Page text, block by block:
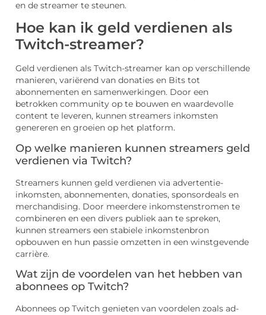
en de streamer te steunen.
Hoe kan ik geld verdienen als
Twitch-streamer?
Geld verdienen als Twitch-streamer kan op verschillende
manieren, variërend van donaties en Bits tot
abonnementen en samenwerkingen. Door een
betrokken community op te bouwen en waardevolle
content te leveren, kunnen streamers inkomsten
genereren en groeien op het platform.
Op welke manieren kunnen streamers geld
verdienen via Twitch?
Streamers kunnen geld verdienen via advertentie-
inkomsten, abonnementen, donaties, sponsordeals en
merchandising. Door meerdere inkomstenstromen te
combineren en een divers publiek aan te spreken,
kunnen streamers een stabiele inkomstenbron
opbouwen en hun passie omzetten in een winstgevende
carrière.
Wat zijn de voordelen van het hebben van
abonnees op Twitch?
Abonnees op Twitch genieten van voordelen zoals ad-